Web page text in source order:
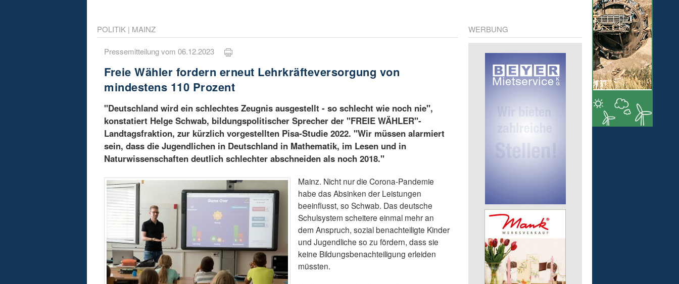
POLITIK | MAINZ
Pressemitteilung vom 06.12.2023
Freie Wähler fordern erneut Lehrkräfteversorgung von
mindestens 110 Prozent
"Deutschland wird ein schlechtes Zeugnis ausgestellt - so schlecht wie noch nie",
konstatiert Helge Schwab, bildungspolitischer Sprecher der "FREIE WÄHLER"-
Landtagsfraktion, zur kürzlich vorgestellten Pisa-Studie 2022. "Wir müssen alarmiert
sein, dass die Jugendlichen in Deutschland in Mathematik, im Lesen und in
Naturwissenschaften deutlich schlechter abschneiden als noch 2018."
Mainz. Nicht nur die Corona-Pandemie
habe das Absinken der Leistungen
beeinflusst, so Schwab. Das deutsche
Schulsystem scheitere einmal mehr an
dem Anspruch, sozial benachteiligte Kinder
und Jugendliche so zu fördern, dass sie
keine Bildungsbenachteiligung erleiden
müssten.
WERBUNG